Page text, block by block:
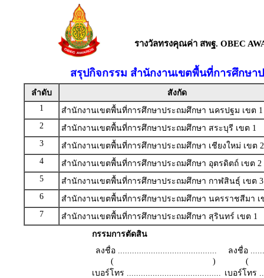
รางวัลทรงคุณค่า สพฐ. OBEC
สรุปกิจกรรม สำนักงานเขตพื้นที่การศึกษ
ลำดับ
สังกัด
1
สำนักงานเขตพื้นที่การศึกษาประถมศึกษา นครปฐม เขต 1
2
สำนักงานเขตพื้นที่การศึกษาประถมศึกษา สระบุรี เขต 1
3
สำนักงานเขตพื้นที่การศึกษาประถมศึกษา เชียงใหม่ เขต 2
4
สำนักงานเขตพื้นที่การศึกษาประถมศึกษา อุตรดิตถ์ เขต 2
5
สำนักงานเขตพื้นที่การศึกษาประถมศึกษา กาฬสินธุ์ เขต 3
6
สำนักงานเขตพื้นที่การศึกษาประถมศึกษา นครราชสีมา เ
7
สำนักงานเขตพื้นที่การศึกษาประถมศึกษา สุรินทร์ เขต 1
กรรมการตัดสิน
ลงชื่อ ..........................................
( )
เบอร์โทร ........................................
ลงชื่อ
เบอร์โทร